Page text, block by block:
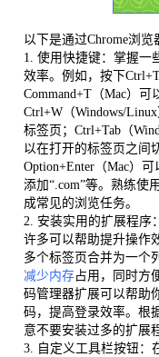
以下是通过Chrome浏
1. 使用快捷键：掌握一
效率。例如，按下
Command+T（Mac）可
Ctrl+W（Windows/
标签页；Ctrl+Tab（
以在打开的标签页之间
Option+Enter（Mac）可
添加“.com”等。熟练使
成常见的浏览任务。
2. 安装实用的扩展程序
许多可以帮助提升操作
多个标签页合并为一个
减少内存占用，同时方
码管理器扩展可以帮助
码，提高登录效率。根
意不要安装过多的扩展
3. 自定义工具栏按钮：